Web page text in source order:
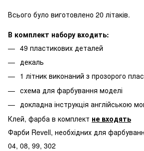
Всього було виготовлено 20 літаків.
В комплект набору входить:
49 пластикових деталей
декаль
1 літник виконаний з прозорого
схема для фарбування моделі
докладна інструкція англійською
Клей, фарба в комплект не входять
Фарби Revell, необхідних для
04, 08, 99, 302